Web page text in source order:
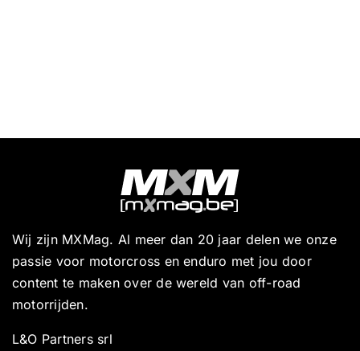
Wij zijn MXMag. Al meer dan 20 jaar delen we onze
passie voor motorcross en enduro met jou door
content te maken over de wereld van off-road
motorrijden.
L&O Partners srl